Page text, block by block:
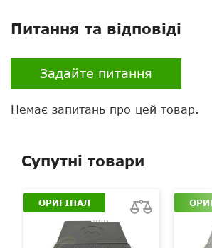
Питання та відповіді
Задайте питання
Немає запитань про цей товар.
Супутні товари
ОРИГІНАЛ